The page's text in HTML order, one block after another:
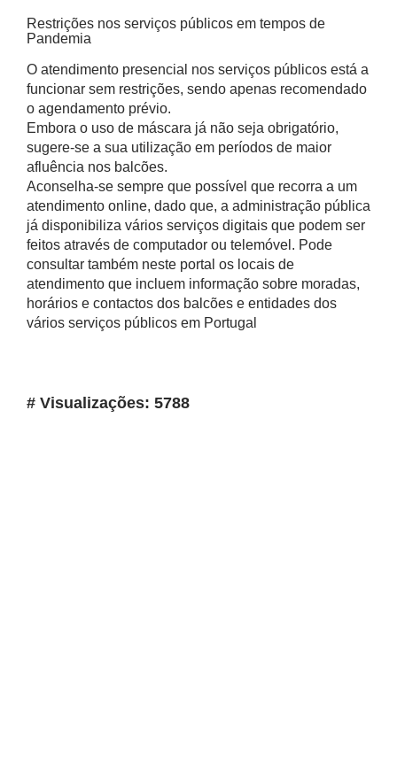
Restrições nos serviços públicos em tempos de
Pandemia
O atendimento presencial nos serviços públicos está a
funcionar sem restrições, sendo apenas recomendado
o agendamento prévio.
Embora o uso de máscara já não seja obrigatório,
sugere-se a sua utilização em períodos de maior
afluência nos balcões.
Aconselha-se sempre que possível que recorra a um
atendimento online, dado que, a administração pública
já disponibiliza vários serviços digitais que podem ser
feitos através de computador ou telemóvel. Pode
consultar também neste portal os locais de
atendimento que incluem informação sobre moradas,
horários e contactos dos balcões e entidades dos
vários serviços públicos em Portugal
# Visualizações: 5788